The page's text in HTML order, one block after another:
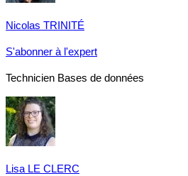
Nicolas TRINITÉ
S'abonner à l'expert
Technicien Bases de données
Lisa LE CLERC